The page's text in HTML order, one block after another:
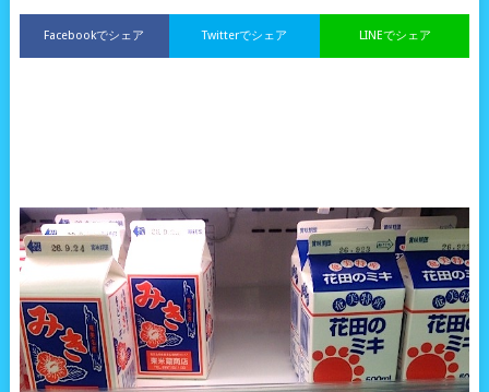
Facebookでシェア LINEでシェア
Twitterでシェア